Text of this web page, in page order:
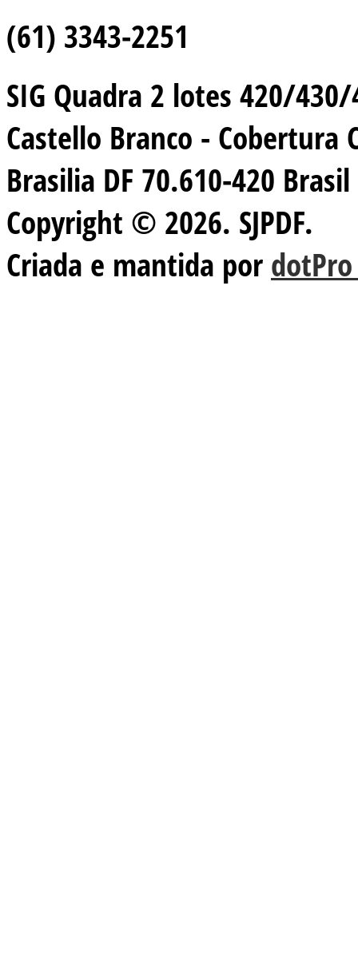
(61) 3343-2251
SIG Quadra 2 lotes 420/
Castello Branco - Cobertura
Brasilia DF 70.610-420 Brasil
Copyright © 2026. SJPDF.
Criada e mantida por